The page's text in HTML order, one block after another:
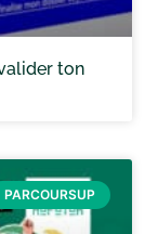
ton
PARCOURSUP